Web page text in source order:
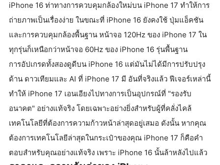
iPhone 16 ท่าทางการควบคุมกล้องใหม่บน iPhone 17 ทำให้การ
ถ่ายภาพเป็นเรื่องง่าย ในขณะที่ iPhone 16 ยังคงใช้ ปุ่มแอ็คชัน
และการควบคุมกล้องพื้นฐาน หน้าจอ 120Hz ของ iPhone 17 ใน
ทุกรุ่นก็เหนือกว่าหน้าจอ 60Hz ของ iPhone 16 รุ่นพื้นฐาน
การอัปเกรดทั้งสองดูดีบน iPhone 16 แต่มันไม่ได้มีการปรับปรุง
ด้าน ดาวเทียมและ AI ที่ iPhone 17 มี อันที่จริงแล้ว ฟีเจอร์เหล่านี้
ทำให้ iPhone 17 เอนเอียงไปทางการเป็นอุปกรณ์ที่ "รองรับ
อนาคต" อย่างแท้จริง โดยเฉพาะอย่างยิ่งสำหรับผู้ที่คลั่งไคล้
เทคโนโลยีที่ต้องการความก้าวหน้าล่าสุดอยู่เสมอ ดังนั้น หากคุณ
ต้องการเทคโนโลยีล่าสุดในกระเป๋าของคุณ iPhone 17 ก็คือคำ
ตอบสำหรับคุณอย่างแท้จริง เพราะ iPhone 16 นั้นล้าหลังไปแล้ว